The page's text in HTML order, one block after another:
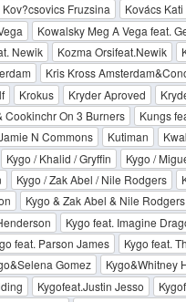
Kov?csovics Fruzsina Kovács Kati
Kowalsky Meg A Vega feat.
Newik Kozma Orsifeat.Newik
Kris Kross
Krokus Kryder Aproved
Cookinchr On 3 Burners
Kungs
N Commons Kutiman
Kygo / Khalid / Gryffin Kygo /
Kygo / Zak Abel / Nile Rodgers
Kygo & Zak Abel & Nile Rodgers
Kygo feat. Imagine
feat. Parson James Kygo feat.
Gomez Kygo&Whitney
Kygofeat.Justin Jesso